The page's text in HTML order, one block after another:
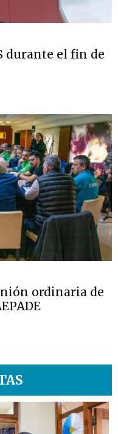
durante el fin de
ordinaria de